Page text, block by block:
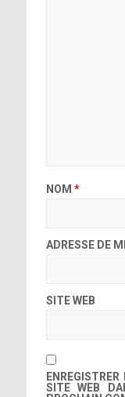
NOM *
ADRESSE DE
SITE WEB
SITE WEB